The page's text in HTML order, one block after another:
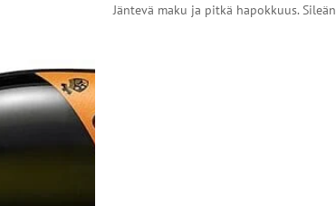
Jäntevä maku ja pitkä hapokkuus.